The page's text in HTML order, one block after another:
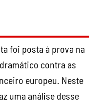
foi posta à prova na
contra as
europeu. Neste
uma análise desse